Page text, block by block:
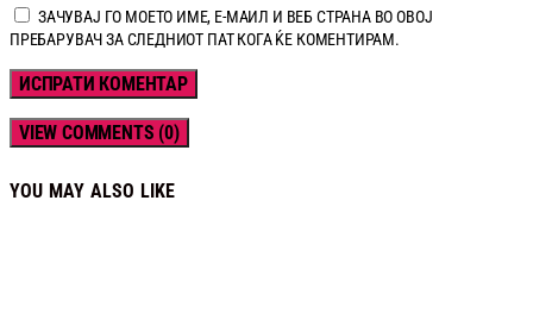
ЗАЧУВАЈ ГО МОЕТО ИМЕ, Е-МАИЛ И ВЕБ СТРАНА ВО ОВОЈ
ПРЕБАРУВАЧ ЗА СЛЕДНИОТ ПАТ КОГА ЌЕ КОМЕНТИРАМ.
VIEW COMMENTS (0)
YOU MAY ALSO LIKE